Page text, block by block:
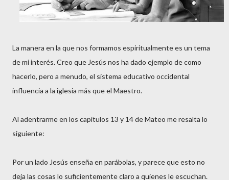
La manera en la que nos formamos espiritualmente es un tema
de mi interés. Creo que Jesús nos ha dado ejemplo de como
hacerlo, pero a menudo, el sistema educativo occidental
influencia a la iglesia más que el Maestro.
Al adentrarme en los capítulos 13 y 14 de Mateo me resalta lo
siguiente:
Por un lado Jesús enseña en parábolas, y parece que esto no
deja las cosas lo suficientemente claro a quienes le escuchan.